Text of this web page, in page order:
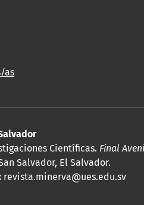
as
Científicas. Final
Salvador, El Salvador.
revista.minerva@ues.edu.sv